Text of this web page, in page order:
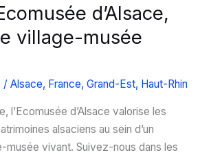
d’Alsace,
village-musée
/ Alsace, France, Grand-Est, Haut-Rhin
l’Ecomusée d’Alsace valorise les
alsaciens au sein d’un
musée vivant. Suivez-nous dans les